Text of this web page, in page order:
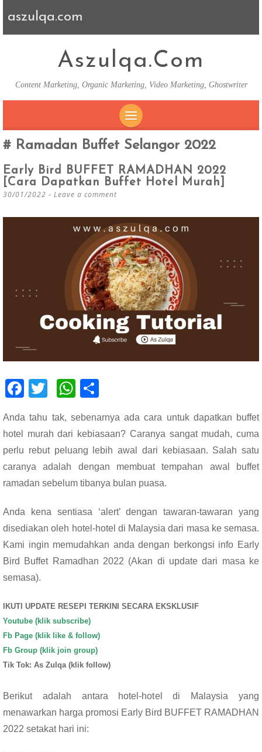
aszulqa.com
Aszulqa.com
Content Marketing, Organic Marketing, Video Marketing, Ghostwriter
SKIP TO CONTENT
Ramadan Buffet Selangor 2022
Early Bird BUFFET RAMADHAN 2022
[Cara Dapatkan Buffet Hotel Murah]
30/01/2022 Leave a comment
F
ac
e
b
o
o
T
wi
tt
er
W
h
at
s
A
p
ar
e
Anda tahu tak, sebenarnya ada cara untuk dapatkan buffet
hotel murah dari kebiasaan? Caranya sangat mudah, cuma
perlu rebut peluang lebih awal dari kebiasaan. Salah satu
caranya adalah dengan membuat tempahan awal buffet
ramadan sebelum tibanya bulan puasa.
Anda kena sentiasa ‘alert’ dengan tawaran-tawaran yang
disediakan oleh hotel-hotel di Malaysia dari masa ke semasa.
Kami ingin memudahkan anda dengan berkongsi info Early
Bird Buffet Ramadhan 2022 (Akan di update dari masa ke
semasa).
IKUTI UPDATE RESEPI TERKINI SECARA EKSKLUSIF
Youtube (klik subscribe)
Fb Page (klik like & follow)
Fb Group (klik join group)
Tik Tok: As Zulqa (klik follow)
Berikut adalah antara hotel-hotel di Malaysia yang
menawarkan harga promosi Early Bird BUFFET RAMADHAN
2022 setakat hari ini: